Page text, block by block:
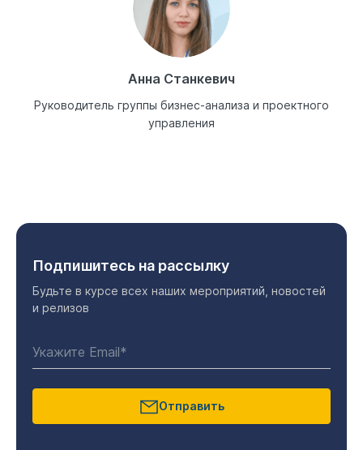
Анна Станкевич
Руководитель группы бизнес-анализа и проектного
управления
Подпишитесь на рассылку
Будьте в курсе всех наших мероприятий, новостей
и релизов
Отправить